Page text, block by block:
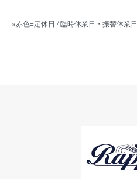
※赤色=定休日 / 臨時休業日・振替休業日